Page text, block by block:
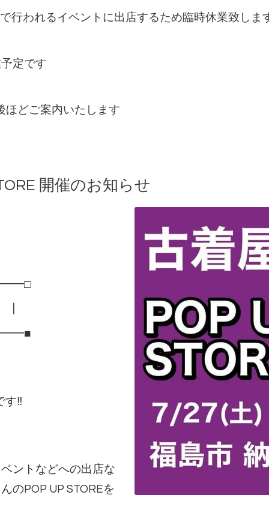
行われるイベントに出店するため臨時休業致しま
定です
ほどご案内いたします
開催のお知らせ
す‼
ントなどへの出店な
のPOP UP STOREを